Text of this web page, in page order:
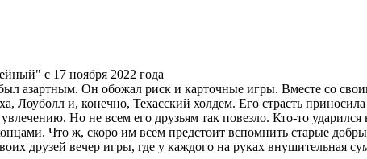
азартным. Он обожал риск и карточные игры. Вместе со
Лоуболл и, конечно, Техасский холдем. Его страсть приносила
Но не всем его друзьям так повезло. Кто-то
Что ж, скоро им всем предстоит вспомнить старые
друзей вечер игры, где у каждого на руках внушительная